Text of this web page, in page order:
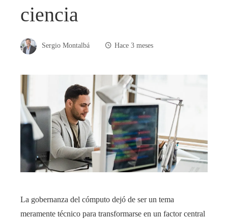
ciencia
Sergio Montalbá Hace 3 meses
La gobernanza del cómputo dejó de ser un tema
meramente técnico para transformarse en un factor central